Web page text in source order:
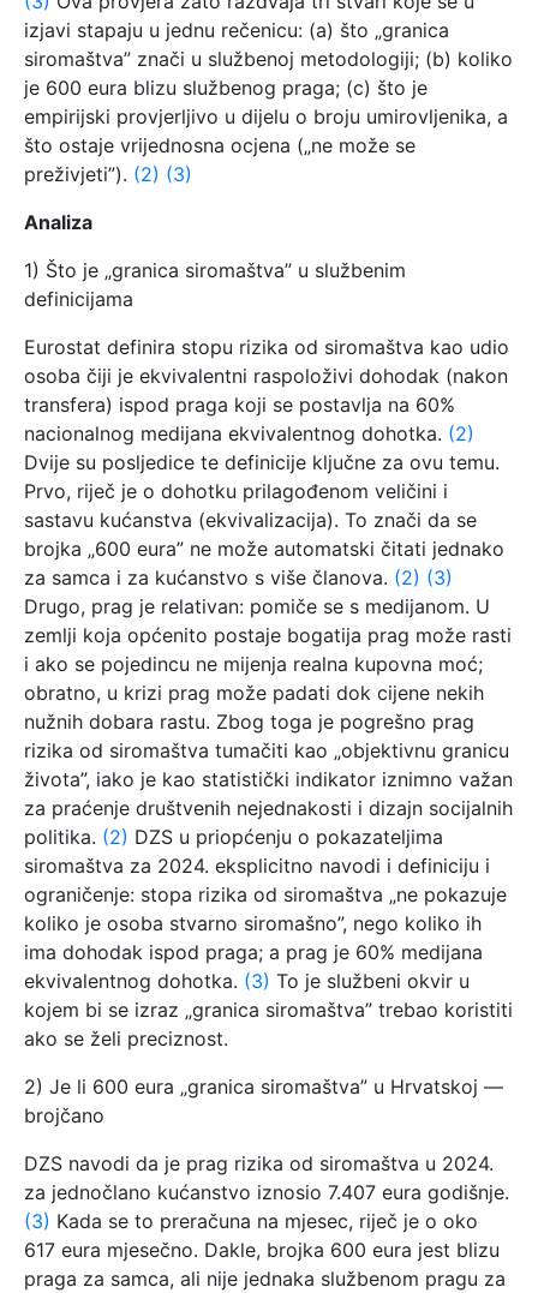
izjavi stapaju u jednu rečenicu: (a) što „granica
siromaštva” znači u službenoj metodologiji; (b) koliko
je 600 eura blizu službenog praga; (c) što je
empirijski provjerljivo u dijelu o broju umirovljenika, a
što ostaje vrijednosna ocjena („ne može se
preživjeti”). (2) (3)
Analiza
1) Što je „granica siromaštva” u službenim
definicijama
Eurostat definira stopu rizika od siromaštva kao udio
osoba čiji je ekvivalentni raspoloživi dohodak (nakon
transfera) ispod praga koji se postavlja na 60%
nacionalnog medijana ekvivalentnog dohotka. (2)
Dvije su posljedice te definicije ključne za ovu temu.
Prvo, riječ je o dohotku prilagođenom veličini i
sastavu kućanstva (ekvivalizacija). To znači da se
brojka „600 eura” ne može automatski čitati jednako
za samca i za kućanstvo s više članova. (2) (3)
Drugo, prag je relativan: pomiče se s medijanom. U
zemlji koja općenito postaje bogatija prag može rasti
i ako se pojedincu ne mijenja realna kupovna moć;
obratno, u krizi prag može padati dok cijene nekih
nužnih dobara rastu. Zbog toga je pogrešno prag
rizika od siromaštva tumačiti kao „objektivnu granicu
života”, iako je kao statistički indikator iznimno važan
za praćenje društvenih nejednakosti i dizajn socijalnih
politika. (2) DZS u priopćenju o pokazateljima
siromaštva za 2024. eksplicitno navodi i definiciju i
ograničenje: stopa rizika od siromaštva „ne pokazuje
koliko je osoba stvarno siromašno”, nego koliko ih
ima dohodak ispod praga; a prag je 60% medijana
ekvivalentnog dohotka. (3) To je službeni okvir u
kojem bi se izraz „granica siromaštva” trebao koristiti
ako se želi preciznost.
2) Je li 600 eura „granica siromaštva” u Hrvatskoj —
brojčano
DZS navodi da je prag rizika od siromaštva u 2024.
za jednočlano kućanstvo iznosio 7.407 eura godišnje.
(3) Kada se to preračuna na mjesec, riječ je o oko
617 eura mjesečno. Dakle, brojka 600 eura jest blizu
praga za samca, ali nije jednaka službenom pragu za